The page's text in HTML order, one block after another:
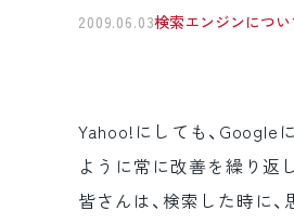
2009.06.03検索エンジンについ
Yahoo!にしても、Google
ように常に改善を繰り返
皆さんは、検索した時に